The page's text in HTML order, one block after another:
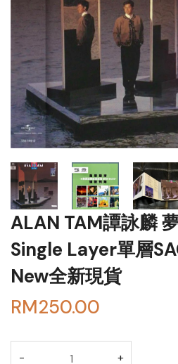
ALAN TAM譚詠麟
Single Layer單層
New全新現貨
RM250.00